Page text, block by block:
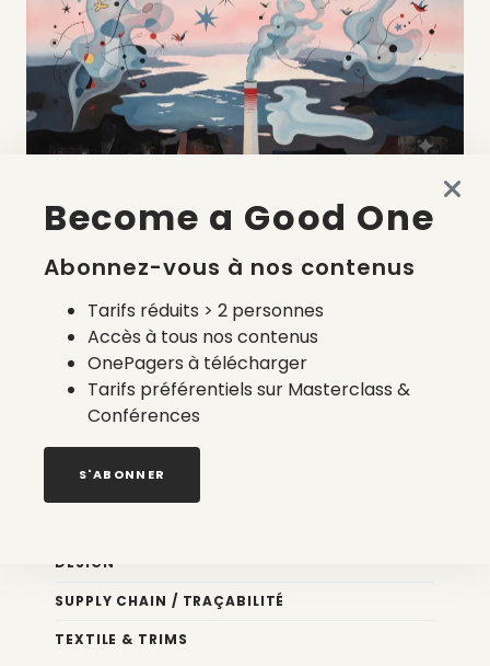
La liste des prestataires du bilan carbone d’une marque
de mode
2 août 2026
DESIGN
SUPPLY CHAIN / TRAÇABILITÉ
TEXTILE & TRIMS
Become a Good One
Abonnez-vous à nos contenus
Tarifs réduits > 2 personnes
Accès à tous nos contenus
OnePagers à télécharger
Tarifs préférentiels sur Masterclass &
Conférences
S'ABONNER